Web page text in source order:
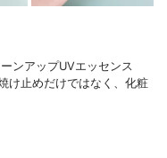
ンアップUVエッセンス
け止めだけではなく、化粧